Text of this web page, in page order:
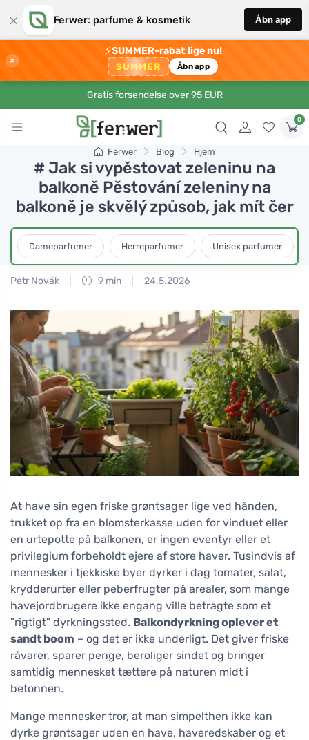
× Ferwer: parfume & kosmetik Åbn app
×
⚡SUMMER-rabat lige nu!
SUMMER Åbn app
Gratis forsendelse over 95 EUR
0
Ferwer Blog Hjem
# Jak si vypěstovat zeleninu na
balkoně Pěstování zeleniny na
balkoně je skvělý způsob, jak mít čer
Dameparfumer Herreparfumer Unisex parfumer
Petr Novák 9 min 24.5.2026
At have sin egen friske grøntsager lige ved hånden,
trukket op fra en blomsterkasse uden for vinduet eller
en urtepotte på balkonen, er ingen eventyr eller et
privilegium forbeholdt ejere af store haver. Tusindvis af
mennesker i tjekkiske byer dyrker i dag tomater, salat,
krydderurter eller peberfrugter på arealer, som mange
havejordbrugere ikke engang ville betragte som et
"rigtigt" dyrkningssted. Balkondyrkning oplever et
sandt boom – og det er ikke underligt. Det giver friske
råvarer, sparer penge, beroliger sindet og bringer
samtidig mennesket tættere på naturen midt i
betonnen.
Mange mennesker tror, at man simpelthen ikke kan
dyrke grøntsager uden en have, haveredskaber og et